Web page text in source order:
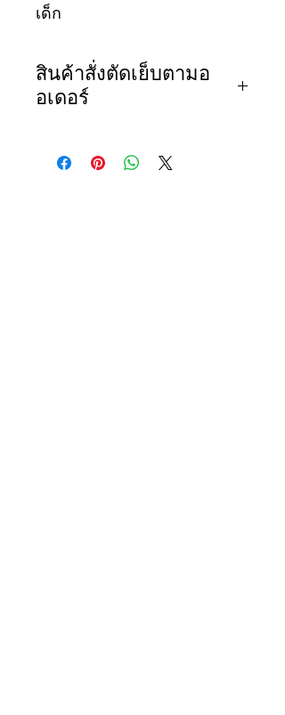
เด็ก
สินค้าสั่งตัดเย็บตามอ
อเดอร์
สบาย ไม่ร้อนหรือคัน #ชุดไทย